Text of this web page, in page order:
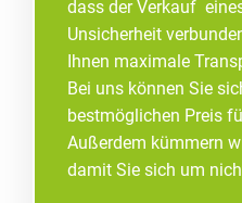
dass der Verkauf
Unsicherheit
Ihnen maximale
Bei uns können Sie
bestmöglichen Preis
Außerdem kümmern
damit Sie sich um